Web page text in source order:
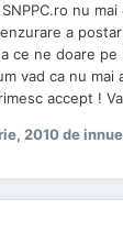
nu
a
ce ne doare
vad ca nu mai
accept !
2010de